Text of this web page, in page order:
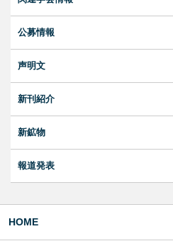
公募情報
声明文
新刊紹介
新鉱物
報道発表
HOME